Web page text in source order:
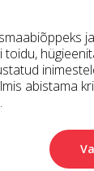
ja
abistama